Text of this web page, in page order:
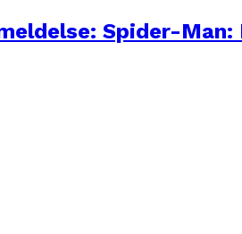
Spider-Man: